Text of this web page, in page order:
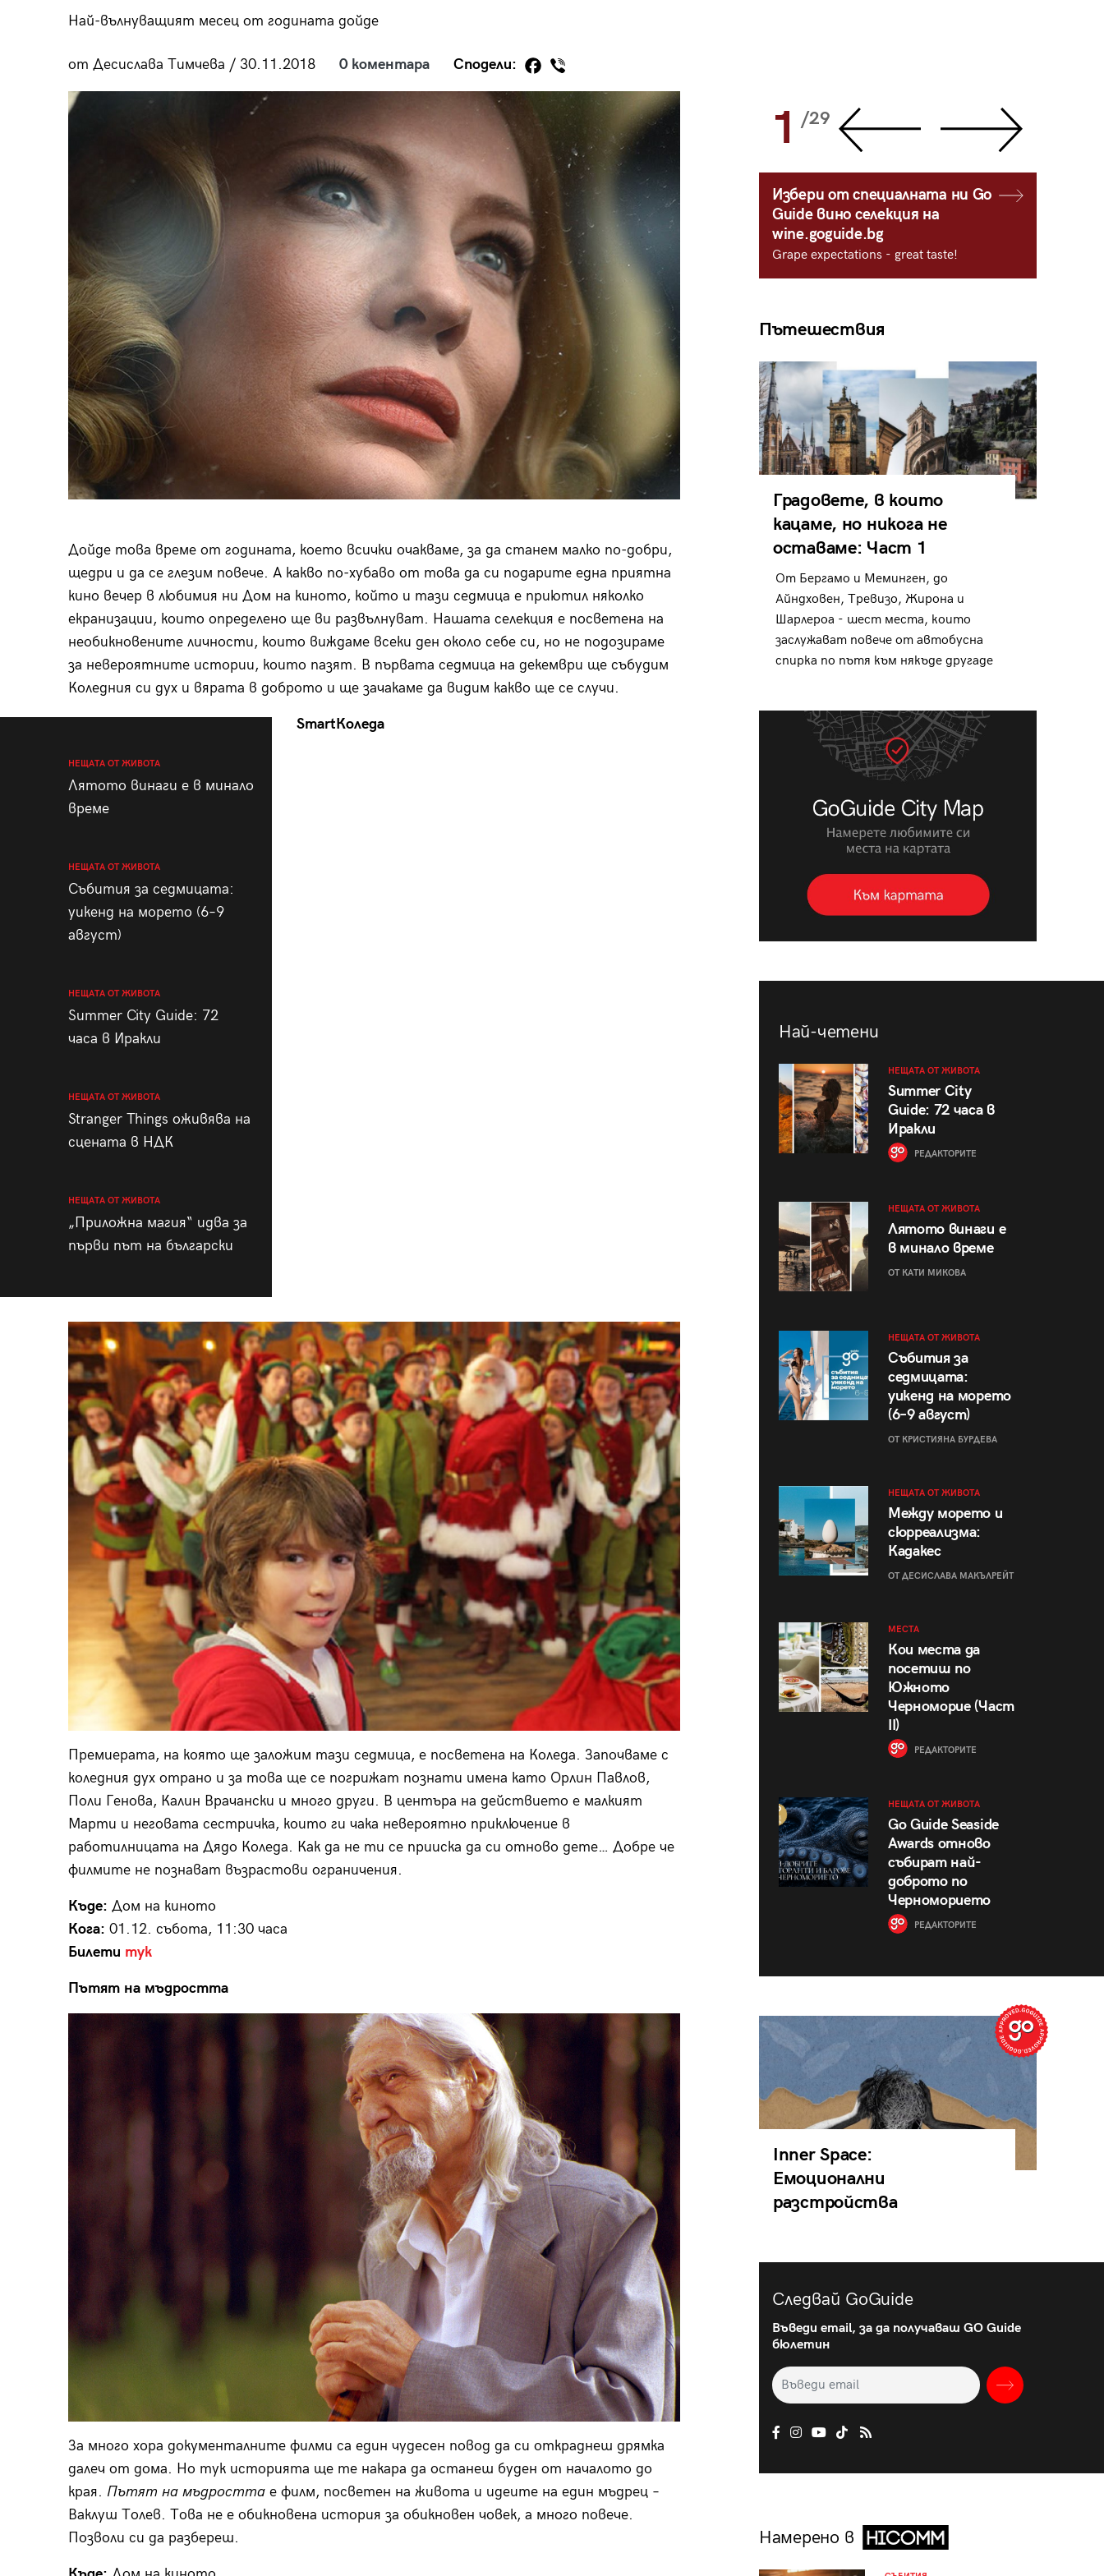
Най-вълнуващият месец от годината дойде
от Десислава Тимчева / 30.11.2018 0 коментара Сподели:
Дойде това време от годината, което всички очакваме, за да станем малко по-добри,
щедри и да се глезим повече. А какво по-хубаво от това да си подарите една приятна
кино вечер в любимия ни Дом на киното, който и тази седмица е приютил няколко
екранизации, които определено ще ви развълнуват. Нашата селекция е посветена на
необикновените личности, които виждаме всеки ден около себе си, но не подозираме
за невероятните истории, които пазят. В първата седмица на декември ще събудим
Коледния си дух и вярата в доброто и ще зачакаме да видим какво ще се случи.
НЕЩАТА ОТ ЖИВОТА
Лятото винаги е в минало
време
НЕЩАТА ОТ ЖИВОТА
Събития за седмицата:
уикенд на морето (6–9
август)
НЕЩАТА ОТ ЖИВОТА
Summer City Guide: 72
часа в Иракли
НЕЩАТА ОТ ЖИВОТА
Stranger Things оживява на
сцената в НДК
НЕЩАТА ОТ ЖИВОТА
„Приложна магия“ идва за
първи път на български
SmartКоледа
Премиерата, на която ще заложим тази седмица, е посветена на Коледа. Започваме с
коледния дух отрано и за това ще се погрижат познати имена като Орлин Павлов,
Поли Генова, Калин Врачански и много други. В центъра на действието е малкият
Марти и неговата сестричка, които ги чака невероятно приключение в
работилницата на Дядо Коледа. Как да не ти се прииска да си отново дете… Добре че
филмите не познават възрастови ограничения.
Къде: Дом на киното
Кога: 01.12. събота, 11:30 часа
Билети тук
Пътят на мъдростта
За много хора документалните филми са един чудесен повод да си откраднеш дрямка
далеч от дома. Но тук историята ще те накара да останеш буден от началото до
края. Пътят на мъдростта е филм, посветен на живота и идеите на един мъдрец –
Ваклуш Толев. Това не е обикновена история за обикновен човек, а много повече.
Позволи си да разбереш.
28 /29 29/29 1 /29
Избери от специалната ни Go
Guide вино селекция на
wine.goguide.bg
Grape expectations - great taste!
Пътешествия
Градовете, в които
кацаме, но никога не
оставаме: Част 1
От Бергамо и Меминген, до
Айндховен, Тревизо, Жирона и
Шарлероа - шест места, които
заслужават повече от автобусна
спирка по пътя към някъде другаде
Най-четени
НЕЩАТА ОТ ЖИВОТА
Summer City
Guide: 72 часа в
Иракли
РЕДАКТОРИТЕ
НЕЩАТА ОТ ЖИВОТА
Лятото винаги е
в минало време
ОТ КАТИ МИКОВА
НЕЩАТА ОТ ЖИВОТА
Събития за
седмицата:
уикенд на морето
(6–9 август)
ОТ КРИСТИЯНА БУРДЕВА
НЕЩАТА ОТ ЖИВОТА
Между морето и
сюрреализма:
Кадакес
ОТ ДЕСИСЛАВА МАКЪЛРЕЙТ
МЕСТА
Кои места да
посетиш по
Южното
Черноморие (Част
II)
РЕДАКТОРИТЕ
НЕЩАТА ОТ ЖИВОТА
Go Guide Seaside
Awards отново
събират най-
доброто по
Черноморието
РЕДАКТОРИТЕ
Inner Space:
Емоционални
разстройства
Следвай GoGuide
Въведи email, за да получаваш GO Guide
бюлетин
Намерено в